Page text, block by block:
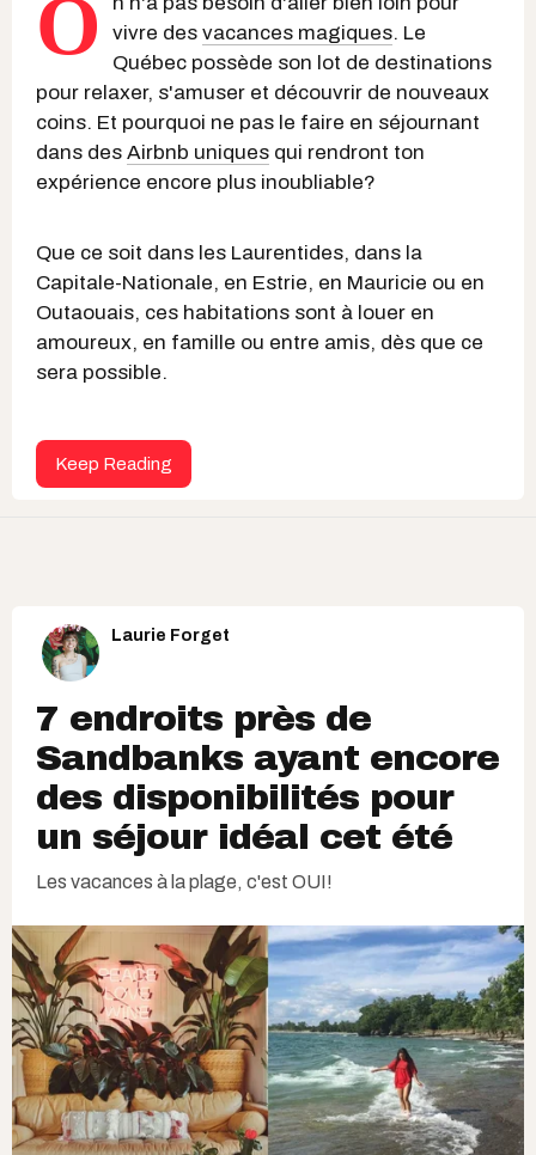
O
vivre des vacances magiques. Le
Québec possède son lot de destinations
pour relaxer, s'amuser et découvrir de nouveaux
coins. Et pourquoi ne pas le faire en séjournant
dans des Airbnb uniques qui rendront ton
expérience encore plus inoubliable?
Que ce soit dans les Laurentides, dans la
Capitale-Nationale, en Estrie, en Mauricie ou en
Outaouais, ces habitations sont à louer en
amoureux, en famille ou entre amis, dès que ce
sera possible.
Keep Reading
Laurie Forget
7 endroits près de
Sandbanks ayant encore
des disponibilités pour
un séjour idéal cet été
Les vacances à la plage, c'est OUI!